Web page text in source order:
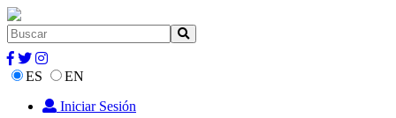
ES
EN
Iniciar Sesión